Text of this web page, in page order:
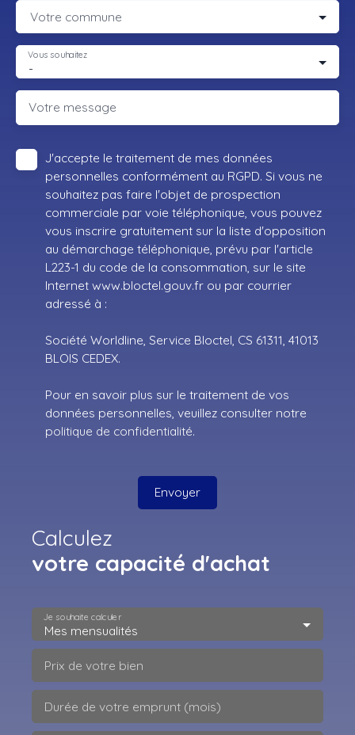
Votre commune
-
Vous souhaitez
Votre message
J'accepte le traitement de mes données
personnelles conformément au RGPD. Si vous ne
souhaitez pas faire l'objet de prospection
commerciale par voie téléphonique, vous pouvez
vous inscrire gratuitement sur la liste d'opposition
au démarchage téléphonique, prévu par l'article
L223-1 du code de la consommation, sur le site
Internet www.bloctel.gouv.fr ou par courrier
adressé à :
Société Worldline, Service Bloctel, CS 61311, 41013
BLOIS CEDEX.
Pour en savoir plus sur le traitement de vos
données personnelles, veuillez consulter notre
politique de confidentialité.
Envoyer
Calculez
votre capacité d'achat
Mes mensualités
Je souhaite calculer
Prix de votre bien
Durée de votre emprunt (mois)